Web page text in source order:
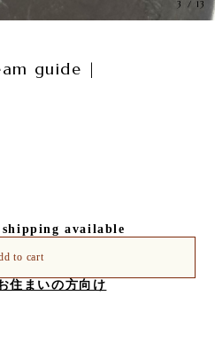
4 / 13
guide |
available
to cart
住まいの方向け